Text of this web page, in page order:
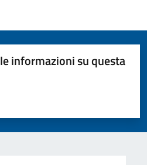
informazioni su questa
su 5
su 5